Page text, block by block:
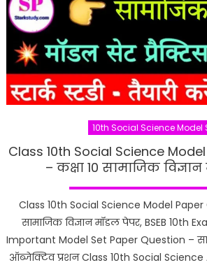
10th Social Science Model
Class 10th Social Science
– कक्षा 10 सामाजिक
Class 10th Social Science Model Paper
सामाजिक विज्ञान मॉडल पेपर, BSEB 10th
Important Model Set Paper Question –
ऑब्जेक्टिव प्रशन Class 10th Social